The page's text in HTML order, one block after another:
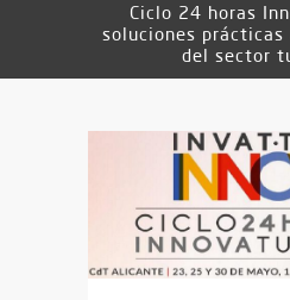
Ciclo 24 horas
soluciones prácticas
del sector